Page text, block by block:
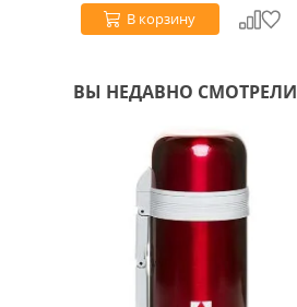
В корзину
ВЫ НЕДАВНО СМОТРЕЛИ